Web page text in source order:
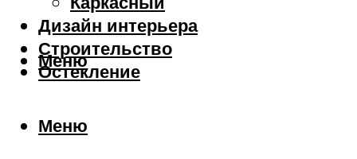
Дизайн интерьера
Строительство
Остекление
Меню
Меню